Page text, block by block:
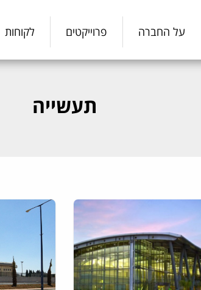
על החברה פרוייקטים לקוחות
תעשייה